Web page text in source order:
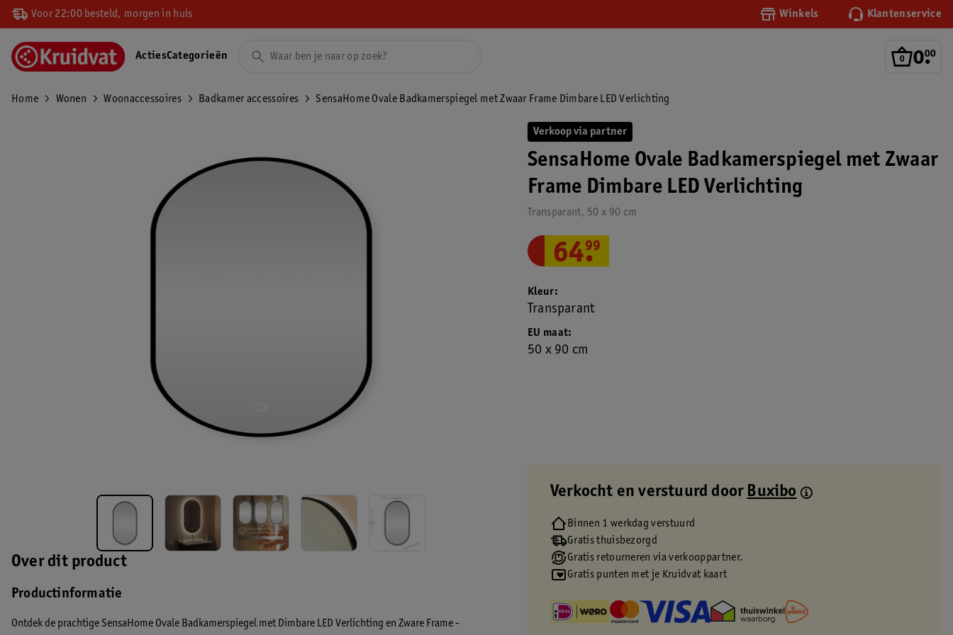
Voor 22:00 besteld, morgen in huis Winkels Klantenservice
0.
00
ActiesCategorieën
Home Wonen Woonaccessoires Badkamer accessoires SensaHome Ovale Badkamerspiegel met Zwaar Frame Dimbare LED Verlichting
Over dit product
Productinformatie
Ontdek de prachtige SensaHome Ovale Badkamerspiegel met Dimbare LED Verlichting en Zware Frame -
Verkoop via partner
SensaHome Ovale Badkamerspiegel met Zwaar
Frame Dimbare LED Verlichting
Transparant, 50 x 90 cm
64.
99
EU maat
50 x 90 cm
Kleur
Transparant
Verkocht en verstuurd door Buxibo
Binnen 1 werkdag verstuurd
Gratis thuisbezorgd
Gratis retourneren via verkooppartner.
Gratis punten met je Kruidvat kaart